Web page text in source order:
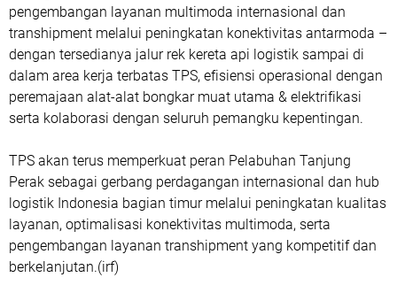
pengembangan layanan multimoda internasional dan
transhipment melalui peningkatan konektivitas antarmoda –
dengan tersedianya jalur rek kereta api logistik sampai di
dalam area kerja terbatas TPS, efisiensi operasional dengan
peremajaan alat-alat bongkar muat utama & elektrifikasi
serta kolaborasi dengan seluruh pemangku kepentingan.
TPS akan terus memperkuat peran Pelabuhan Tanjung
Perak sebagai gerbang perdagangan internasional dan hub
logistik Indonesia bagian timur melalui peningkatan kualitas
layanan, optimalisasi konektivitas multimoda, serta
pengembangan layanan transhipment yang kompetitif dan
berkelanjutan.(irf)